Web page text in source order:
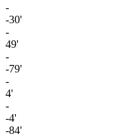
-
-30'
-
49'
-
-79'
-
4'
-
-4'
-84'